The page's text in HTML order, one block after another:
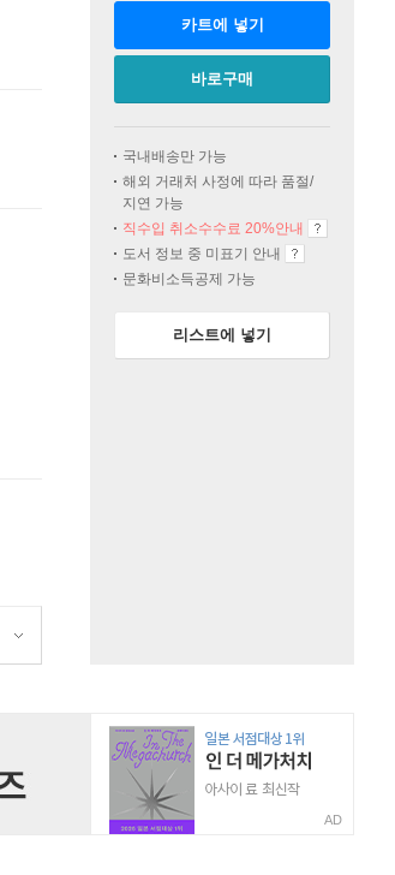
카트에 넣기
바로구매
국내배송만 가능
해외 거래처 사정에 따라 품절/
지연 가능
직수입 취소수수료 20%안내
도서 정보 중 미표기 안내
문화비소득공제 가능
리스트에 넣기
AD